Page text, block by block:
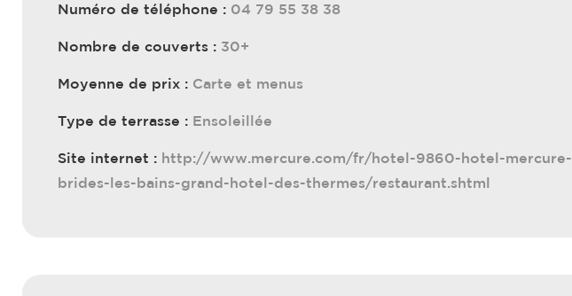
Numéro de téléphone : 04 79 55 38 38
Nombre de couverts : 30+
Moyenne de prix : Carte et menus
Type de terrasse : Ensoleillée
Site internet : http://www.mercure.com/fr/hotel-9860-hotel-mercure-
brides-les-bains-grand-hotel-des-thermes/restaurant.shtml